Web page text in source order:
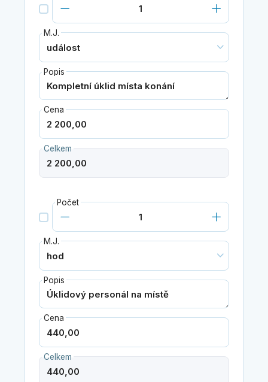
M.J.
Popis
Cena
Celkem
Počet
M.J.
Popis
Cena
Celkem